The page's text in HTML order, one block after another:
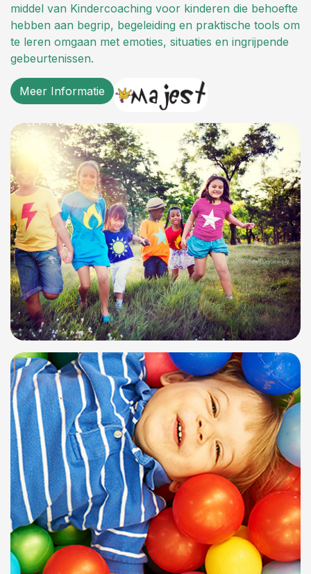
middel van Kindercoaching voor kinderen die behoefte
hebben aan begrip, begeleiding en praktische tools om
te leren omgaan met emoties, situaties en ingrijpende
gebeurtenissen.
Meer Informatie